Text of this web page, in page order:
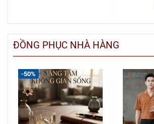
ĐỒNG PHỤC NHÀ HÀNG
-50%